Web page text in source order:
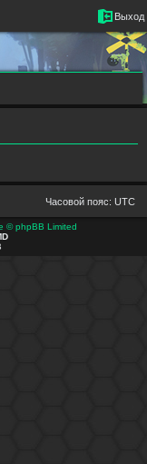
Выход
Часовой пояс: UTC
© phpBB Limited